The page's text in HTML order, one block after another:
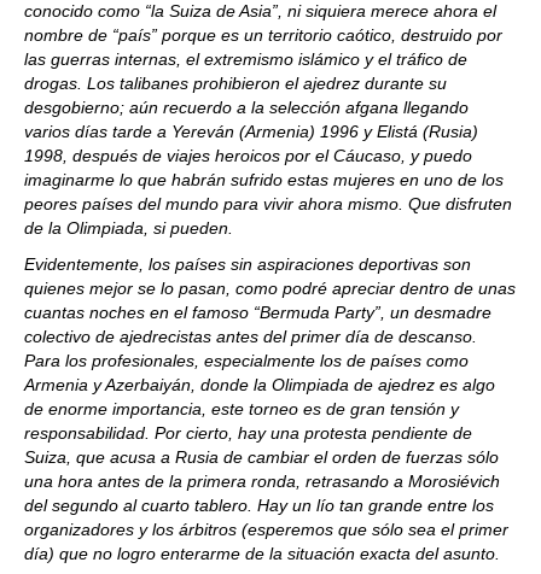
conocido como “la Suiza de Asia”, ni siquiera merece ahora el
nombre de “país” porque es un territorio caótico, destruido por
las guerras internas, el extremismo islámico y el tráfico de
drogas. Los talibanes prohibieron el ajedrez durante su
desgobierno; aún recuerdo a la selección afgana llegando
varios días tarde a Yereván (Armenia) 1996 y Elistá (Rusia)
1998, después de viajes heroicos por el Cáucaso, y puedo
imaginarme lo que habrán sufrido estas mujeres en uno de los
peores países del mundo para vivir ahora mismo. Que disfruten
de la Olimpiada, si pueden.
Evidentemente, los países sin aspiraciones deportivas son
quienes mejor se lo pasan, como podré apreciar dentro de unas
cuantas noches en el famoso “Bermuda Party”, un desmadre
colectivo de ajedrecistas antes del primer día de descanso.
Para los profesionales, especialmente los de países como
Armenia y Azerbaiyán, donde la Olimpiada de ajedrez es algo
de enorme importancia, este torneo es de gran tensión y
responsabilidad. Por cierto, hay una protesta pendiente de
Suiza, que acusa a Rusia de cambiar el orden de fuerzas sólo
una hora antes de la primera ronda, retrasando a Morosiévich
del segundo al cuarto tablero. Hay un lío tan grande entre los
organizadores y los árbitros (esperemos que sólo sea el primer
día) que no logro enterarme de la situación exacta del asunto.